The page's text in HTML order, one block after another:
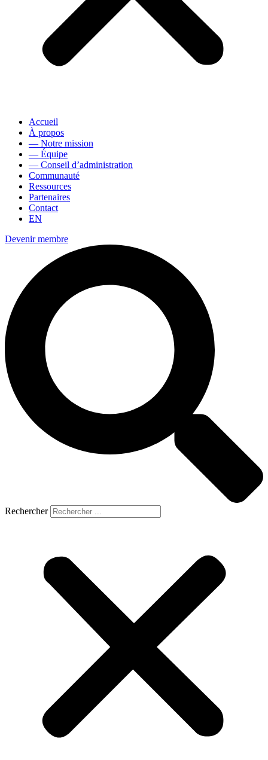
Accueil
À propos
— Notre mission
— Équipe
— Conseil d’administration
Communauté
Ressources
Partenaires
Contact
EN
Devenir membre
Rechercher